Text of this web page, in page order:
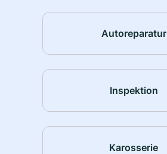
Autoreparatur
Inspektion
Karosserie